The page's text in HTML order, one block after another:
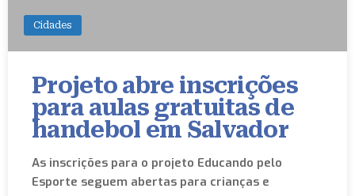
Cidades
Projeto abre inscrições
para aulas gratuitas de
handebol em Salvador
As inscrições para o projeto Educando pelo
Esporte seguem abertas para crianças e